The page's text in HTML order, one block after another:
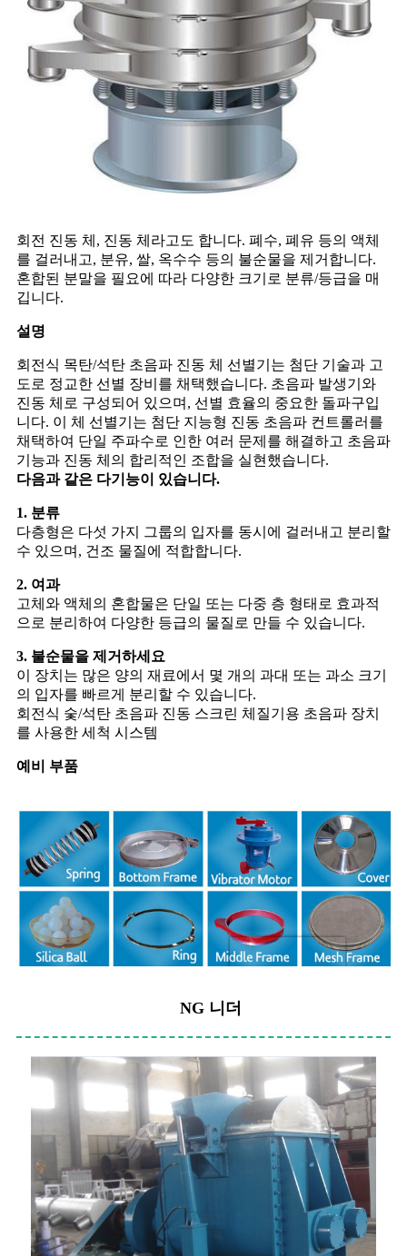
회전 진동 체, 진동 체라고도 합니다. 폐수, 폐유 등의 액체
를 걸러내고, 분유, 쌀, 옥수수 등의 불순물을 제거합니다.
혼합된 분말을 필요에 따라 다양한 크기로 분류/등급을 매
깁니다.
설명
회전식 목탄/석탄 초음파 진동 체 선별기는 첨단 기술과 고
도로 정교한 선별 장비를 채택했습니다. 초음파 발생기와
진동 체로 구성되어 있으며, 선별 효율의 중요한 돌파구입
니다. 이 체 선별기는 첨단 지능형 진동 초음파 컨트롤러를
채택하여 단일 주파수로 인한 여러 문제를 해결하고 초음파
기능과 진동 체의 합리적인 조합을 실현했습니다.
다음과 같은 다기능이 있습니다.
1. 분류
다층형은 다섯 가지 그룹의 입자를 동시에 걸러내고 분리할
수 있으며, 건조 물질에 적합합니다.
2. 여과
고체와 액체의 혼합물은 단일 또는 다중 층 형태로 효과적
으로 분리하여 다양한 등급의 물질로 만들 수 있습니다.
3. 불순물을 제거하세요
이 장치는 많은 양의 재료에서 몇 개의 과대 또는 과소 크기
의 입자를 빠르게 분리할 수 있습니다.
회전식 숯/석탄 초음파 진동 스크린 체질기용 초음파 장치
를 사용한 세척 시스템
예비 부품
NG 니더